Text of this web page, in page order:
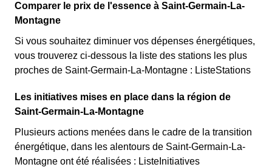
Comparer le prix de l'essence à Saint-Germain-La-
Montagne
Si vous souhaitez diminuer vos dépenses énergétiques,
vous trouverez ci-dessous la liste des stations les plus
proches de Saint-Germain-La-Montagne : ListeStations
Les initiatives mises en place dans la région de
Saint-Germain-La-Montagne
Plusieurs actions menées dans le cadre de la transition
énergétique, dans les alentours de Saint-Germain-La-
Montagne ont été réalisées : ListeInitiatives